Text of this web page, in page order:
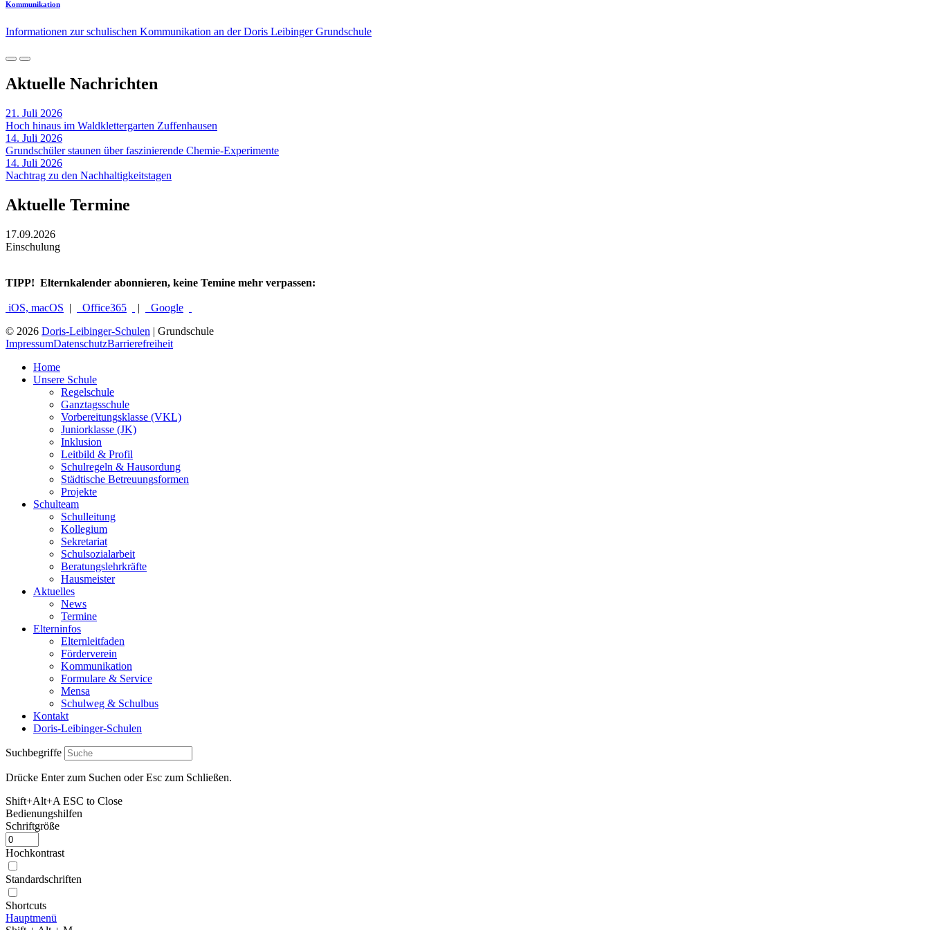
Kommunikation
Informationen zur schulischen Kommunikation an der Doris Leibinger Grundschule
Aktuelle Nachrichten
21. Juli 2026
Hoch hinaus im Waldklettergarten Zuffenhausen
14. Juli 2026
Grundschüler staunen über faszinierende Chemie-Experimente
14. Juli 2026
Nachtrag zu den Nachhaltigkeitstagen
Aktuelle Termine
17.09.2026
Einschulung
TIPP! Elternkalender abonnieren, keine Temine mehr verpassen:
iOS, macOS | Office365 |
Google
© 2026 Doris-Leibinger-Schulen | Grundschule
ImpressumDatenschutzBarrierefreiheit
Home
Unsere Schule
Regelschule
Ganztagsschule
Vorbereitungsklasse (VKL)
Juniorklasse (JK)
Inklusion
Leitbild & Profil
Schulregeln & Hausordung
Städtische Betreuungsformen
Projekte
Schulteam
Schulleitung
Kollegium
Sekretariat
Schulsozialarbeit
Beratungslehrkräfte
Hausmeister
Aktuelles
News
Termine
Elterninfos
Elternleitfaden
Förderverein
Kommunikation
Formulare & Service
Mensa
Schulweg & Schulbus
Kontakt
Doris-Leibinger-Schulen
Suchbegriffe
Drücke Enter zum Suchen oder Esc zum Schließen.
Shift+Alt+A ESC to Close
Bedienungshilfen
Schriftgröße
Hochkontrast
Standardschriften
Shortcuts
Hauptmenü